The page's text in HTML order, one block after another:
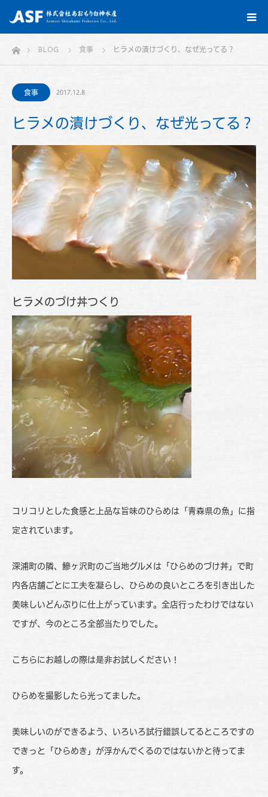
ホームBLOG 食事 ヒラメの漬けづくり、なぜ光ってる？
食事 2017.12.8
ヒラメの漬けづくり、なぜ光ってる？
ヒラメのづけ丼つくり
コリコリとした食感と上品な旨味のひらめは「青森県の魚」に指
定されています。
深浦町の隣、鰺ヶ沢町のご当地グルメは「ひらめのづけ丼」で町
内各店舗ごとに工夫を凝らし、ひらめの良いところを引き出した
美味しいどんぶりに仕上がっています。全店行ったわけではない
ですが、今のところ全部当たりでした。
こちらにお越しの際は是非お試しください！
ひらめを撮影したら光ってました。
美味しいのができるよう、いろいろ試行錯誤してるところですの
できっと「ひらめき」が浮かんでくるのではないかと待ってま
す。